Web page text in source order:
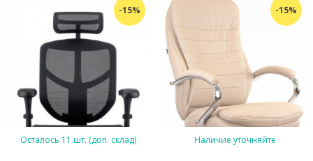
-15%
Осталось 11 шт. (доп. склад)
-15%
Наличие уточняйте